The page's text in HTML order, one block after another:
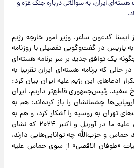
ایران، به سوالاتی درباره جنگ غزه و
ایسنا گدعون ساعر، وزیر امور خارجه رژیم
پاریس در گفت‌وگویی تفصیلی با روزنامه
یک توافق جدید بر سر برنامه هسته‌ای
حالی که برنامه هسته‌ای ایران تقریبا به
ادعاهای این رژیم علیه ایران بیان کرد:
رئیس‌جمهوری قاطع‌تر داریم. ایران
چشمانشان را باز کرده‌اند؛ هم به
تهران به روسیه را آشکار کرد، و هم به
دلیل حملات مستقیم ایران علیه ما در آوریل و اکتبر ۲۰۲۴ که نشان
حماس و حزب‌الله چه توانایی‌هایی دارند،
«طوفان الاقصی» از سوی حماس علیه